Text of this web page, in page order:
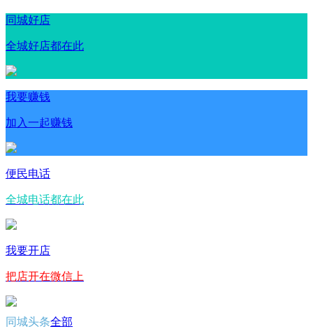
同城好店
全城好店都在此
我要赚钱
加入一起赚钱
便民电话
全城电话都在此
我要开店
把店开在微信上
同城头条全部